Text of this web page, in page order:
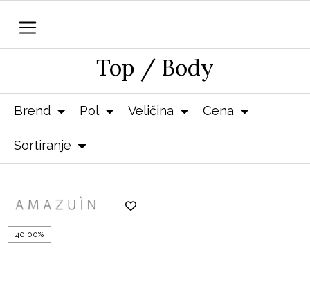
Top / Body
Brend Pol Veličina Cena
Sortiranje
40.00%